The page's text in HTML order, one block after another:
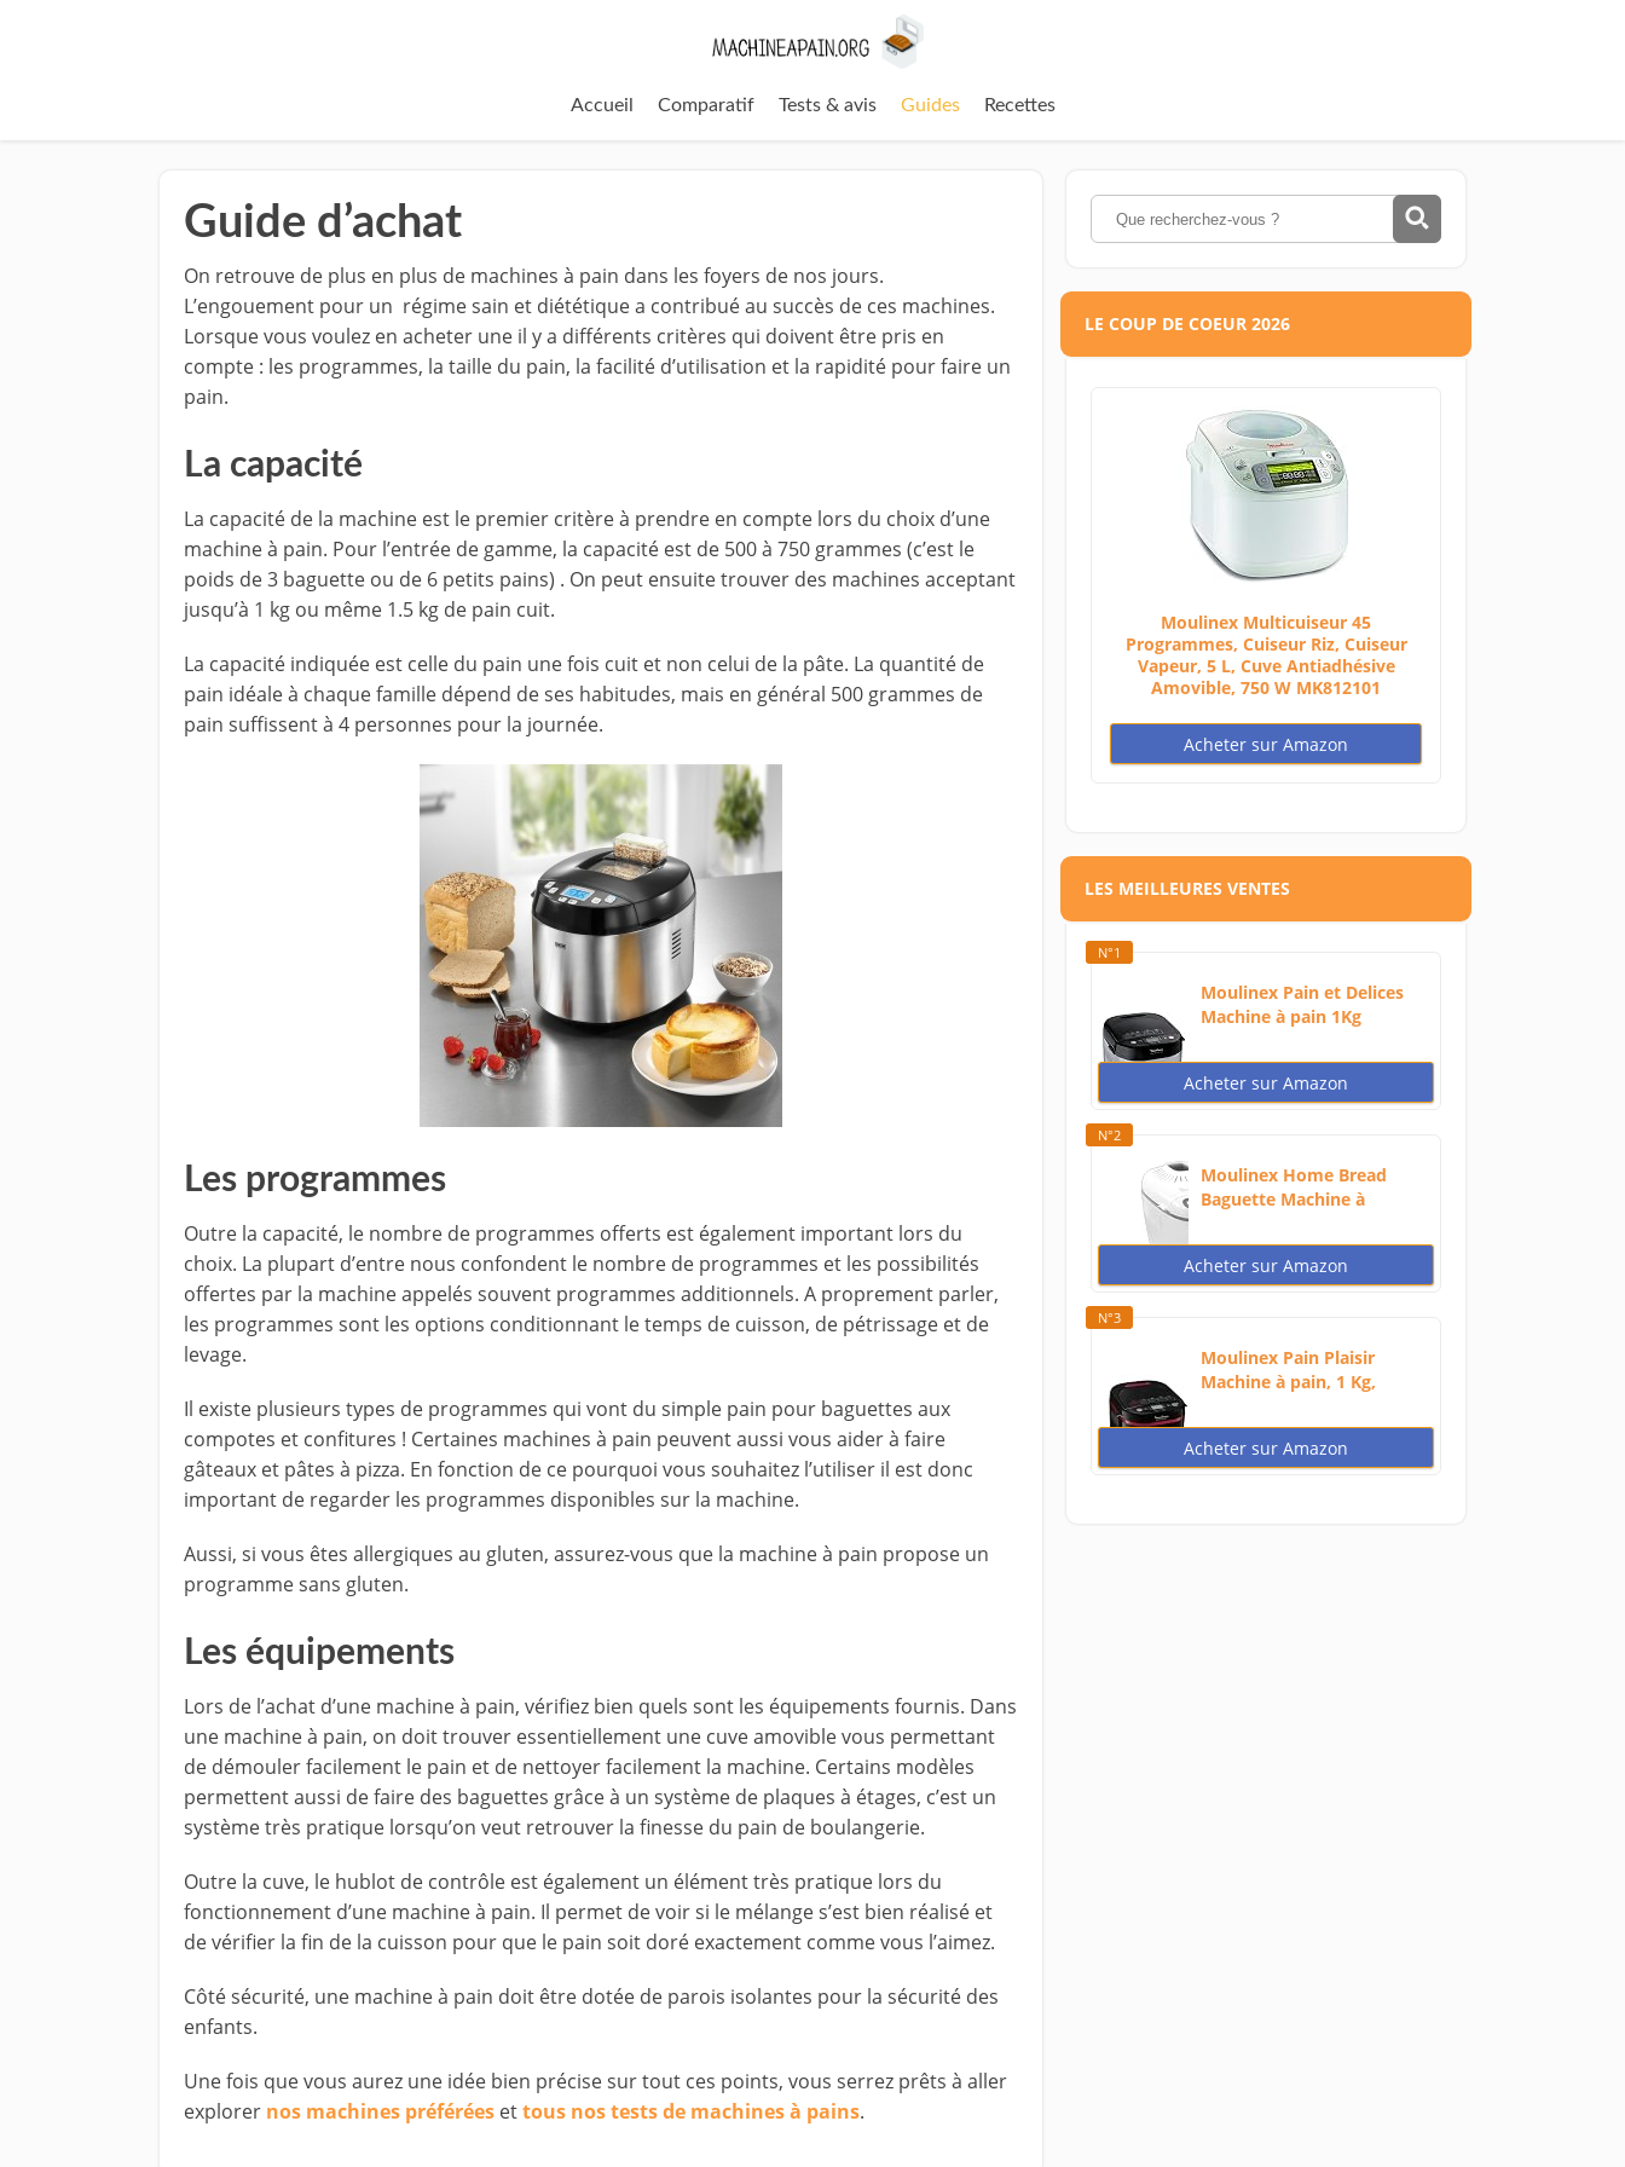
Accueil Comparatif Tests & avis Guides Recettes
Guide d’achat
On retrouve de plus en plus de machines à pain dans les foyers de nos jours.
L’engouement pour un régime sain et diététique a contribué au succès de ces machines.
Lorsque vous voulez en acheter une il y a différents critères qui doivent être pris en
compte : les programmes, la taille du pain, la facilité d’utilisation et la rapidité pour faire un
pain.
La capacité
La capacité de la machine est le premier critère à prendre en compte lors du choix d’une
machine à pain. Pour l’entrée de gamme, la capacité est de 500 à 750 grammes (c’est le
poids de 3 baguette ou de 6 petits pains) . On peut ensuite trouver des machines acceptant
jusqu’à 1 kg ou même 1.5 kg de pain cuit.
La capacité indiquée est celle du pain une fois cuit et non celui de la pâte. La quantité de
pain idéale à chaque famille dépend de ses habitudes, mais en général 500 grammes de
pain suffissent à 4 personnes pour la journée.
Les programmes
Outre la capacité, le nombre de programmes offerts est également important lors du
choix. La plupart d’entre nous confondent le nombre de programmes et les possibilités
offertes par la machine appelés souvent programmes additionnels. A proprement parler,
les programmes sont les options conditionnant le temps de cuisson, de pétrissage et de
levage.
Il existe plusieurs types de programmes qui vont du simple pain pour baguettes aux
compotes et confitures ! Certaines machines à pain peuvent aussi vous aider à faire
gâteaux et pâtes à pizza. En fonction de ce pourquoi vous souhaitez l’utiliser il est donc
important de regarder les programmes disponibles sur la machine.
Aussi, si vous êtes allergiques au gluten, assurez-vous que la machine à pain propose un
programme sans gluten.
Les équipements
Lors de l’achat d’une machine à pain, vérifiez bien quels sont les équipements fournis. Dans
une machine à pain, on doit trouver essentiellement une cuve amovible vous permettant
de démouler facilement le pain et de nettoyer facilement la machine. Certains modèles
permettent aussi de faire des baguettes grâce à un système de plaques à étages, c’est un
système très pratique lorsqu’on veut retrouver la finesse du pain de boulangerie.
Outre la cuve, le hublot de contrôle est également un élément très pratique lors du
fonctionnement d’une machine à pain. Il permet de voir si le mélange s’est bien réalisé et
de vérifier la fin de la cuisson pour que le pain soit doré exactement comme vous l’aimez.
Côté sécurité, une machine à pain doit être dotée de parois isolantes pour la sécurité des
enfants.
Une fois que vous aurez une idée bien précise sur tout ces points, vous serrez prêts à aller
explorer nos machines préférées ettous nos tests de machines à pains.
LE COUP DE COEUR 2026
Moulinex Multicuiseur 45
Programmes, Cuiseur Riz, Cuiseur
Vapeur, 5 L, Cuve Antiadhésive
Amovible, 750 W MK812101
Acheter sur Amazon
LES MEILLEURES VENTES
N°1
Moulinex Pain et Delices
Machine à pain 1Kg
Acheter sur Amazon
N°2
Moulinex Home Bread
Baguette Machine à
Acheter sur Amazon
N°3
Moulinex Pain Plaisir
Machine à pain, 1 Kg,
Acheter sur Amazon